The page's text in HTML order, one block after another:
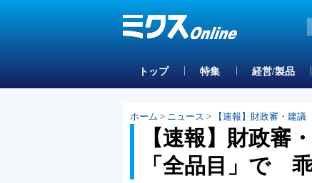
トップ 特集 経営/製品
ホーム > ニュース > 【速報】財政審・建
【速報】財政審
「全品目」で